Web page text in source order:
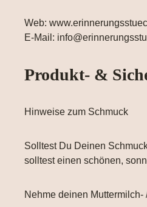
Web:
E-Mail:
Produkt- &
Hinweise zum Schmuck
Solltest Du Deinen
solltest einen schönen,
Nehme deinen